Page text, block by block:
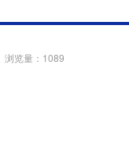
浏览量：1089